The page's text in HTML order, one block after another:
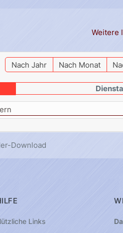
Nach Jahr Nach Monat
Download
Links
Weitere